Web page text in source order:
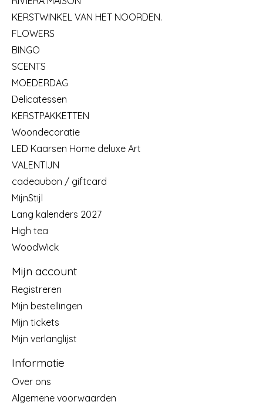
KERSTWINKEL VAN HET NOORDEN.
FLOWERS
BINGO
SCENTS
MOEDERDAG
Delicatessen
KERSTPAKKETTEN
Woondecoratie
LED Kaarsen Home deluxe Art
VALENTIJN
cadeaubon / giftcard
MijnStijl
Lang kalenders 2027
High tea
WoodWick
Mijn account
Registreren
Mijn bestellingen
Mijn tickets
Mijn verlanglijst
Informatie
Over ons
Algemene voorwaarden